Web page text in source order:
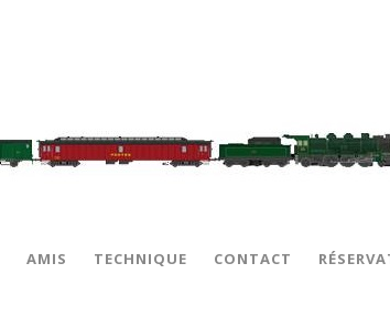
AMIS TECHNIQUE CONTACT